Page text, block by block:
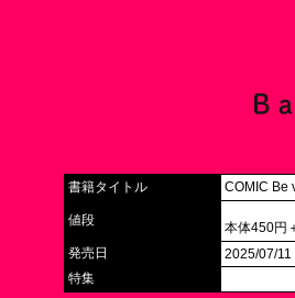
書籍タイトル COMIC Be
値段
本体450円
発売日
2025/07/11
特集